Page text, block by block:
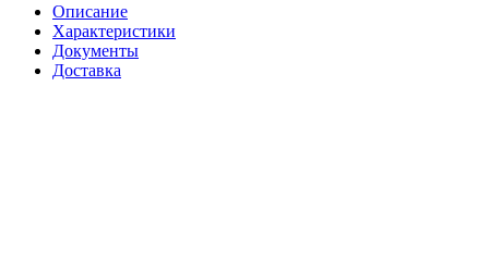
Описание
Характеристики
Документы
Доставка